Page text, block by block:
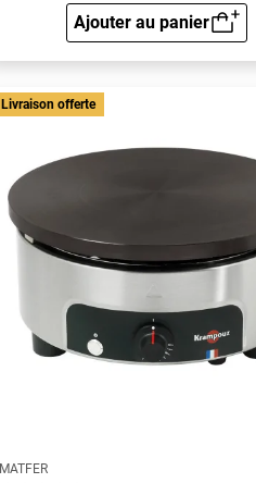
Ajouter au panier
Aperçu rapide
MATFER
Livraison offerte